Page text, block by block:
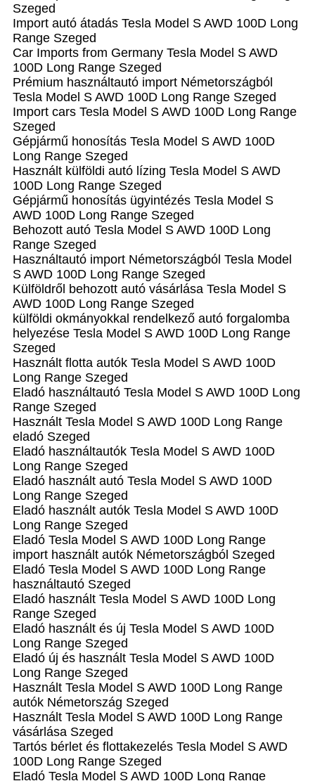
Szeged
Import autó átadás Tesla Model S AWD 100D Long
Range Szeged
Car Imports from Germany Tesla Model S AWD
100D Long Range Szeged
Prémium használtautó import Németországból
Tesla Model S AWD 100D Long Range Szeged
Import cars Tesla Model S AWD 100D Long Range
Szeged
Gépjármű honosítás Tesla Model S AWD 100D
Long Range Szeged
Használt külföldi autó lízing Tesla Model S AWD
100D Long Range Szeged
Gépjármű honosítás ügyintézés Tesla Model S
AWD 100D Long Range Szeged
Behozott autó Tesla Model S AWD 100D Long
Range Szeged
Használtautó import Németországból Tesla Model
S AWD 100D Long Range Szeged
Külföldről behozott autó vásárlása Tesla Model S
AWD 100D Long Range Szeged
külföldi okmányokkal rendelkező autó forgalomba
helyezése Tesla Model S AWD 100D Long Range
Szeged
Használt flotta autók Tesla Model S AWD 100D
Long Range Szeged
Eladó használtautó Tesla Model S AWD 100D Long
Range Szeged
Használt Tesla Model S AWD 100D Long Range
eladó Szeged
Eladó használtautók Tesla Model S AWD 100D
Long Range Szeged
Eladó használt autó Tesla Model S AWD 100D
Long Range Szeged
Eladó használt autók Tesla Model S AWD 100D
Long Range Szeged
Eladó Tesla Model S AWD 100D Long Range
import használt autók Németországból Szeged
Eladó Tesla Model S AWD 100D Long Range
használtautó Szeged
Eladó használt Tesla Model S AWD 100D Long
Range Szeged
Eladó használt és új Tesla Model S AWD 100D
Long Range Szeged
Eladó új és használt Tesla Model S AWD 100D
Long Range Szeged
Használt Tesla Model S AWD 100D Long Range
autók Németország Szeged
Használt Tesla Model S AWD 100D Long Range
vásárlása Szeged
Tartós bérlet és flottakezelés Tesla Model S AWD
100D Long Range Szeged
Eladó Tesla Model S AWD 100D Long Range